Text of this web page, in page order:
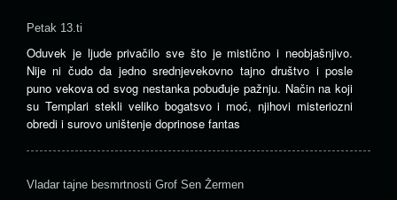
Petak 13.ti
Oduvek je ljude privačilo sve što je mistično i neobjašnjivo.
Nije ni čudo da jedno srednjevekovno tajno društvo i posle
puno vekova od svog nestanka pobuđuje pažnju. Način na koji
su Templari stekli veliko bogatsvo i moć, njihovi misteriozni
obredi i surovo uništenje doprinose fantas
Vladar tajne besmrtnosti Grof Sen Žermen